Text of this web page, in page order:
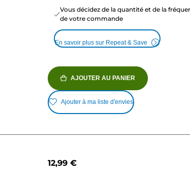
Vous décidez de la quantité et de la
de votre commande
En savoir plus sur Repeat & Save
AJOUTER AU PANIER
Ajouter à ma liste d'envies
12,99 €